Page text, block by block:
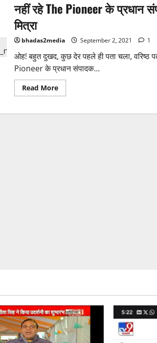
नहीं रहे The Pioneer के प्रधान
मित्रा
bhadas2media September 2, 2021 1
ओह! बहुत दुखद, कुछ देर पहले ही पता चला, वरिष्ठ
Pioneer के प्रधान संपादक...
Read MoreRead
more
रहे